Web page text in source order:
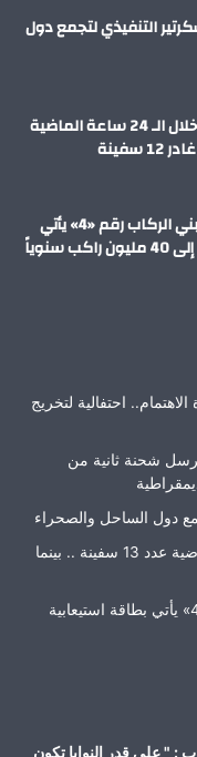
التنفيذي لتجمع دول
ميناء_دمياط استقبل خلال الـ 24 ساعة الماضية
وزير الطيران: مشروع مبني الركاب رقم «4» يأتي
احتفالية لتخريج
شحنة ثانية من
دول الساحل والصحراء
ميناء_دمياط استقبل خلال الـ 24 ساعة الماضية عدد 13 سفينة .. بينما
وزير الطيران: مشروع مبني الركاب رقم «4» يأتي بطاقة استيعابية
: " على قدر النوايا تكون